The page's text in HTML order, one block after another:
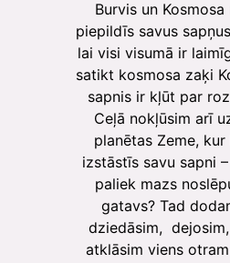
Burvis un
piepildīs savus
lai visi visumā ir
satikt kosmosa zaķi
sapnis ir kļūt par
Ceļā nokļūsim arī
planētas Zeme, kur
izstāstīs savu sapni
paliek mazs
gatavs? Tad
dziedāsim,
atklāsim viens